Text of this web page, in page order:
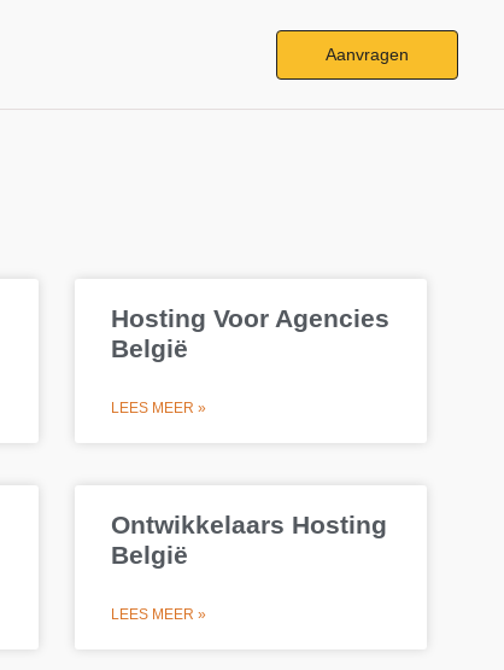
Aanvragen
Hosting Voor Agencies
België
LEES MEER »
Ontwikkelaars Hosting
België
LEES MEER »